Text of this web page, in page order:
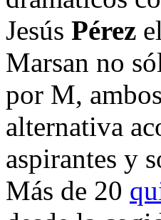
Jesús Pérez
Marsan no
por M,
alternativa
aspirantes y
Más de 20